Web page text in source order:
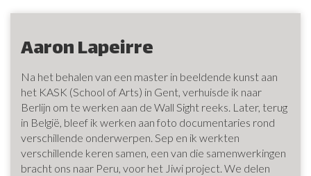
Aaron Lapeirre
Na het behalen van een master in beeldende kunst aan
het KASK (School of Arts) in Gent, verhuisde ik naar
Berlijn om te werken aan de Wall Sight reeks. Later, terug
in België, bleef ik werken aan foto documentaries rond
verschillende onderwerpen. Sep en ik werkten
verschillende keren samen, een van die samenwerkingen
bracht ons naar Peru, voor het Jiwi project. We delen